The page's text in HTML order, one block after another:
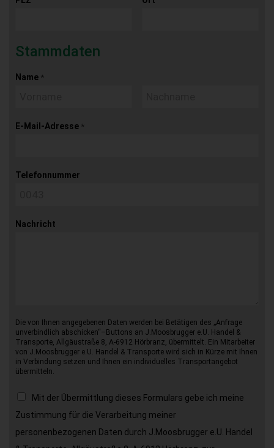
Stammdaten
Name *
E-Mail-Adresse *
Telefonnummer
Nachricht
Die von Ihnen angegebenen Daten werden bei Betätigen des „Anfrage
unverbindlich abschicken“–Buttons an J.Moosbrugger e.U. Handel &
Transporte, Allgäustraße 8, A-6912 Hörbranz, übermittelt. Ein Mitarbeiter
von J.Moosbrugger e.U. Handel & Transporte wird sich in Kürze mit Ihnen
in Verbindung setzen und Ihnen ein individuelles Transportangebot
übermitteln.
Mit der Übermittlung dieses Formulars gebe ich meine
Zustimmung für die Verarbeitung meiner
personenbezogenen Daten durch J.Moosbrugger e.U. Handel